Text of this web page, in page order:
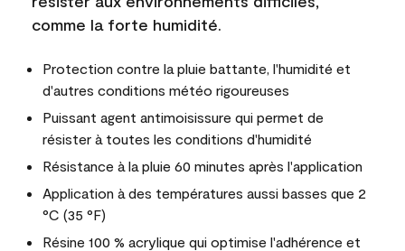
comme la forte humidité.
Protection contre la pluie battante, l'humidité et
d'autres conditions météo rigoureuses
Puissant agent antimoisissure qui permet de
résister à toutes les conditions d'humidité
Résistance à la pluie 60 minutes après l'application
Application à des températures aussi basses que 2
°C (35 °F)
Résine 100 % acrylique qui optimise l'adhérence et